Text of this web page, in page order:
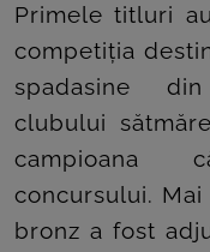
Primele titluri
competiția
spadasine
clubului
campioana
concursului.
bronz a fost